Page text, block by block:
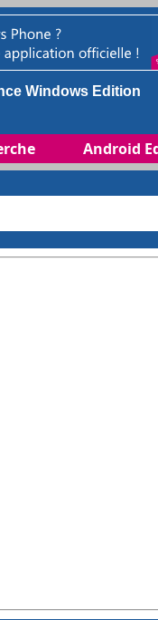
Windows Edition
Android